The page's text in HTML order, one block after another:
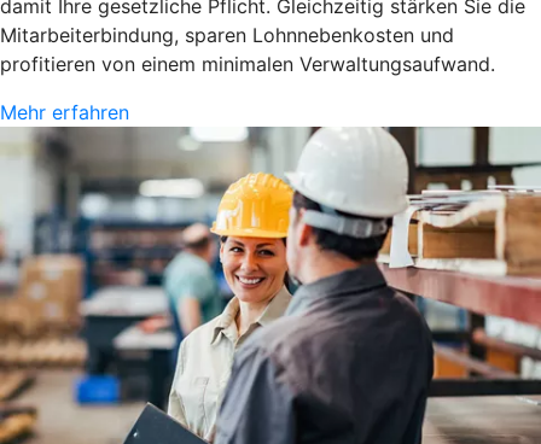
damit Ihre gesetzliche Pflicht. Gleichzeitig stärken Sie die
Mitarbeiterbindung, sparen Lohnnebenkosten und
profitieren von einem minimalen Verwaltungsaufwand.
Mehr erfahren